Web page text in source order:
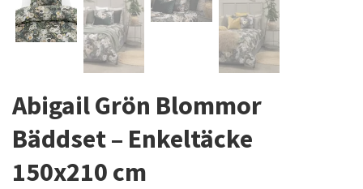
Abigail Grön Blommor
Bäddset – Enkeltäcke
150x210 cm